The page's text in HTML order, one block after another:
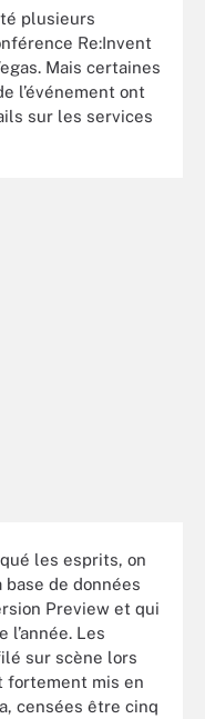
plusieurs
Re:Invent
Mais certaines
l’événement ont
sur les services
les esprits, on
de données
Preview et qui
l’année. Les
sur scène lors
fortement mis en
censées être cinq